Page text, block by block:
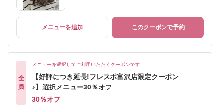
メニューを追加 このクーポンで予約
全
員
メニューを選択してご利用いただくクーポンです
【好評につき延長!フレスポ富沢店限定クーポン
♪】選択メニュー30％オフ
30％オフ